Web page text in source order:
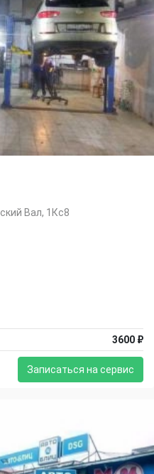
Вал, 1Кс8
3600 ₽
Записаться на сервис